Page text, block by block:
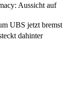
Aussicht auf
UBS jetzt bremst
dahinter